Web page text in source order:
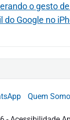
o gesto
do Google no
Quem